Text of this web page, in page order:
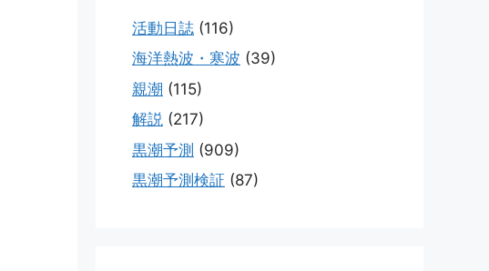
活動日誌 (116)
海洋熱波・寒波 (39)
親潮 (115)
解説 (217)
黒潮予測 (909)
黒潮予測検証 (87)